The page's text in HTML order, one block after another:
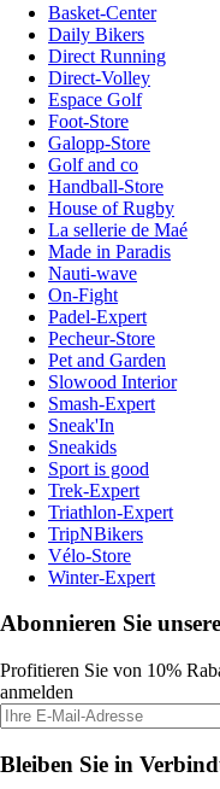
Basket-Center
Daily Bikers
Direct Running
Direct-Volley
Espace Golf
Foot-Store
Galopp-Store
Golf and co
Handball-Store
House of Rugby
La sellerie de Maé
Made in Paradis
Nauti-wave
On-Fight
Padel-Expert
Pecheur-Store
Pet and Garden
Slowood Interior
Smash-Expert
Sneak'In
Sneakids
Sport is good
Trek-Expert
Triathlon-Expert
TripNBikers
Vélo-Store
Winter-Expert
Abonnieren Sie
Profitieren Sie von 10%
anmelden
Bleiben Sie in